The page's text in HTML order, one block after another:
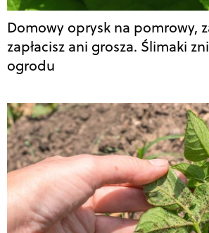
Domowy oprysk na pomrowy,
zapłacisz ani grosza. Ślimaki
ogrodu